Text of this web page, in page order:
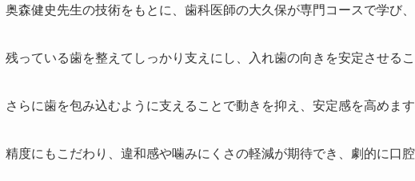
奥森健史先生の技術をもとに、歯科医師の大久保が専門コースで学び
残っている歯を整えてしっかり支えにし、入れ歯の向きを安定させる
さらに歯を包み込むように支えることで動きを抑え、安定感を高めます
精度にもこだわり、違和感や噛みにくさの軽減が期待でき、劇的に口